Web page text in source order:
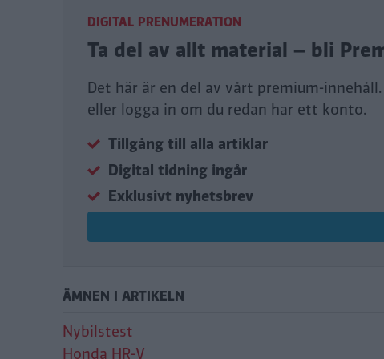
DIGITAL PRENUMERATION
Ta del av allt material – bli
Det här är en del av vårt premium-
eller logga in om du redan har ett konto.
Tillgång till alla artiklar
Digital tidning ingår
Exklusivt nyhetsbrev
ÄMNEN I ARTIKELN
Nybilstest
Honda HR-V